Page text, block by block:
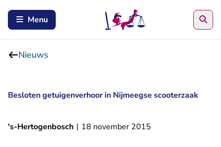
Menu
Nieuws
Besloten getuigenverhoor in Nijmeegse scooterzaak
's-Hertogenbosch | 18 november 2015